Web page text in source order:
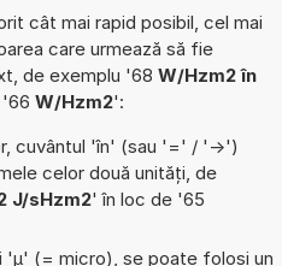
cât mai rapid posibil, cel mai
care urmează să fie
de exemplu '68 W/Hzm2 în
'66 W/Hzm2':
cuvântul 'în' (sau '=' / '->')
celor două unități, de
J/sHzm2' în loc de '65
'µ' (= micro), se poate folosi un